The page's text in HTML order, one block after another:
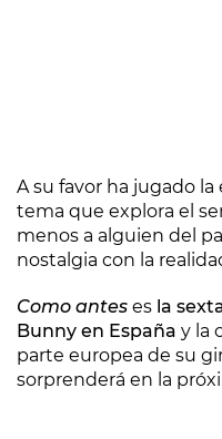
A su favor ha jugado
tema que explora el
menos a alguien del
nostalgia con la
Como antes es la
Bunny en España y la
parte europea de su
sorprenderá en la